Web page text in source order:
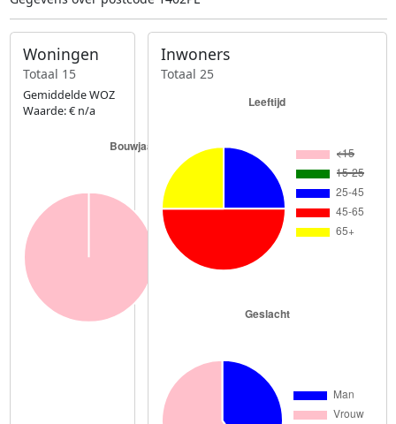
Woningen
Totaal 15
Gemiddelde WOZ
Waarde: € n/a
Inwoners
Totaal 25